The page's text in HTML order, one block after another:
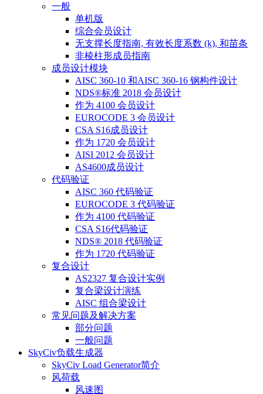
一般
单机版
综合会员设计
无支撑长度指南, 有效长度系数 (ķ), 和苗条
非棱柱形成员指南
成员设计模块
AISC 360-10 和AISC 360-16 钢构件设计
NDS®标准 2018 会员设计
作为 4100 会员设计
EUROCODE 3 会员设计
CSA S16成员设计
作为 1720 会员设计
AISI 2012 会员设计
AS4600成员设计
代码验证
AISC 360 代码验证
EUROCODE 3 代码验证
作为 4100 代码验证
CSA S16代码验证
NDS® 2018 代码验证
作为 1720 代码验证
复合设计
AS2327 复合设计实例
复合梁设计演练
AISC 组合梁设计
常见问题及解决方案
部分问题
一般问题
SkyCiv负载生成器
SkyCiv Load Generator简介
风荷载
风速图